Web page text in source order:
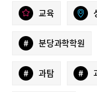
교육
# 분당과학학원
# 과탐 #